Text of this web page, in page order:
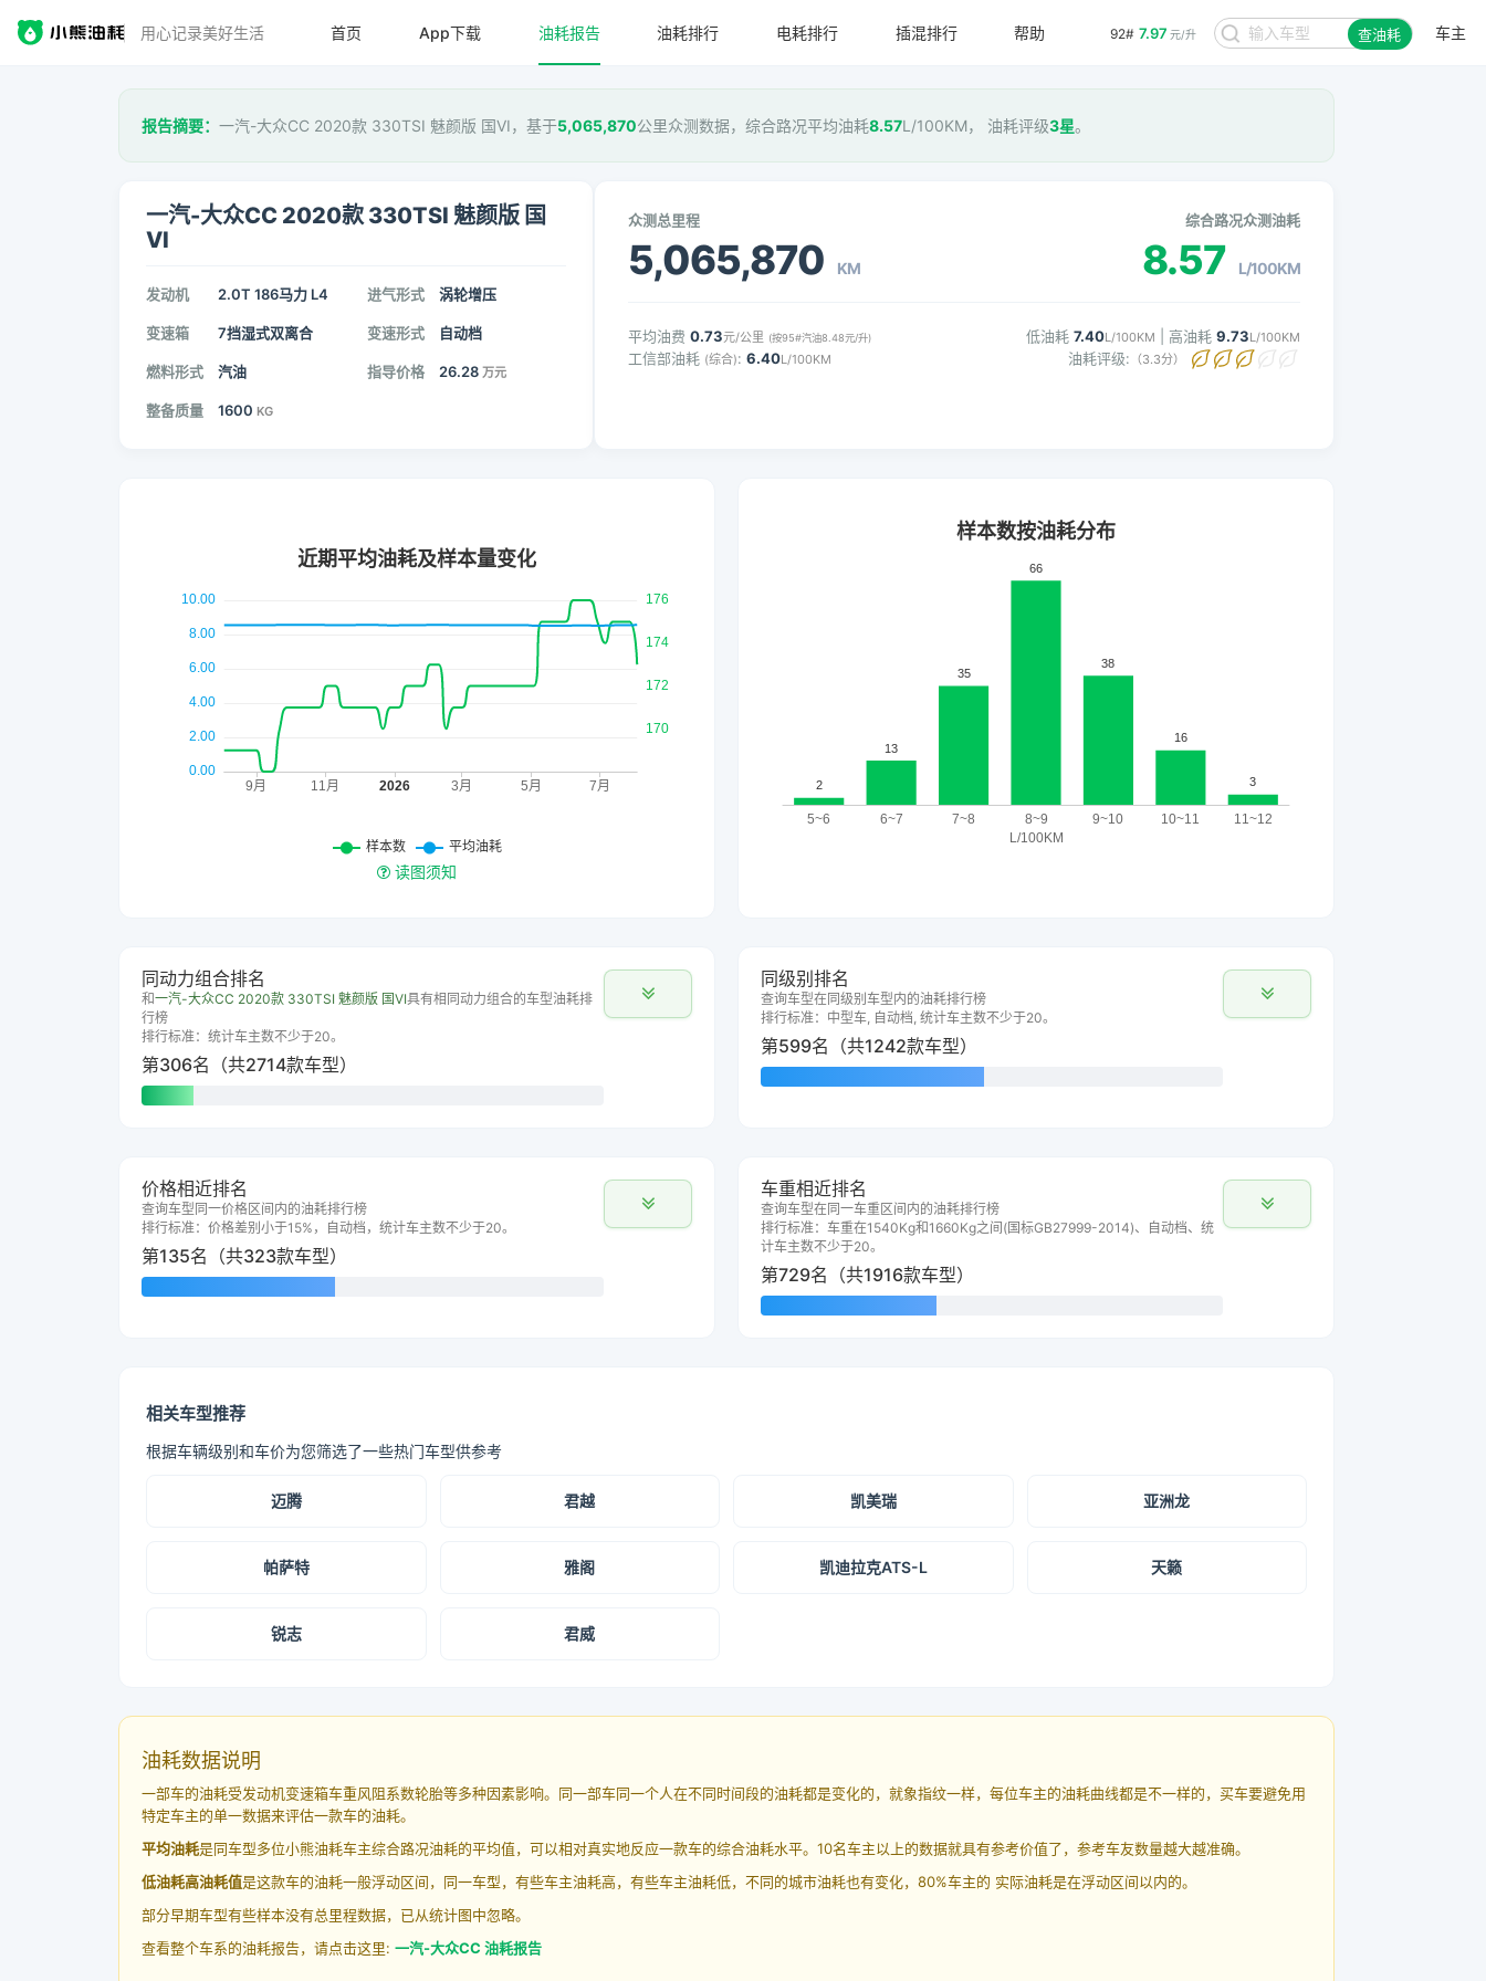
用心记录美好生活 92# 7.97 元/升 查油耗 车主
首页 App下载 油耗报告 油耗排行 电耗排行 插混排行 帮助
报告摘要： 一汽-大众CC 2020款 330TSI 魅颜版 国VI，基于5,065,870公里众测数据，综合路况平均油耗8.57L/100KM， 油耗评级3星。
一汽-大众CC 2020款 330TSI 魅颜版 国
VI
发动机 2.0T 186马力 L4 进气形式 涡轮增压
变速箱 7挡湿式双离合 变速形式 自动档
燃料形式 汽油 指导价格 26.28 万元
整备质量 1600 KG
众测总里程
5,065,870 KM
综合路况众测油耗
8.57 L/100KM
平均油费 0.73元/公里 (按95#汽油8.48元/升)
工信部油耗 (综合): 6.40L/100KM
低油耗 7.40L/100KM | 高油耗 9.73L/100KM
油耗评级: （3.3分）
读图须知
同动力组合排名
和一汽-大众CC 2020款 330TSI 魅颜版 国VI具有相同动力组合的车型油耗排
行榜
排行标准：统计车主数不少于20。
第306名（共2714款车型）
同级别排名
查询车型在同级别车型内的油耗排行榜
排行标准：中型车, 自动档, 统计车主数不少于20。
第599名（共1242款车型）
价格相近排名
查询车型同一价格区间内的油耗排行榜
排行标准：价格差别小于15%，自动档，统计车主数不少于20。
第135名（共323款车型）
车重相近排名
查询车型在同一车重区间内的油耗排行榜
排行标准：车重在1540Kg和1660Kg之间(国标GB27999-2014)、自动档、统
计车主数不少于20。
第729名（共1916款车型）
相关车型推荐
根据车辆级别和车价为您筛选了一些热门车型供参考
迈腾 君越 凯美瑞 亚洲龙
帕萨特 雅阁 凯迪拉克ATS-L 天籁
锐志 君威
油耗数据说明
一部车的油耗受发动机变速箱车重风阻系数轮胎等多种因素影响。同一部车同一个人在不同时间段的油耗都是变化的，就象指纹一样，每位车主的油耗曲线都是不一样的，买车要避免用
特定车主的单一数据来评估一款车的油耗。
平均油耗是同车型多位小熊油耗车主综合路况油耗的平均值，可以相对真实地反应一款车的综合油耗水平。10名车主以上的数据就具有参考价值了，参考车友数量越大越准确。
低油耗高油耗值是这款车的油耗一般浮动区间，同一车型，有些车主油耗高，有些车主油耗低，不同的城市油耗也有变化，80%车主的 实际油耗是在浮动区间以内的。
部分早期车型有些样本没有总里程数据，已从统计图中忽略。
查看整个车系的油耗报告，请点击这里: 一汽-大众CC 油耗报告